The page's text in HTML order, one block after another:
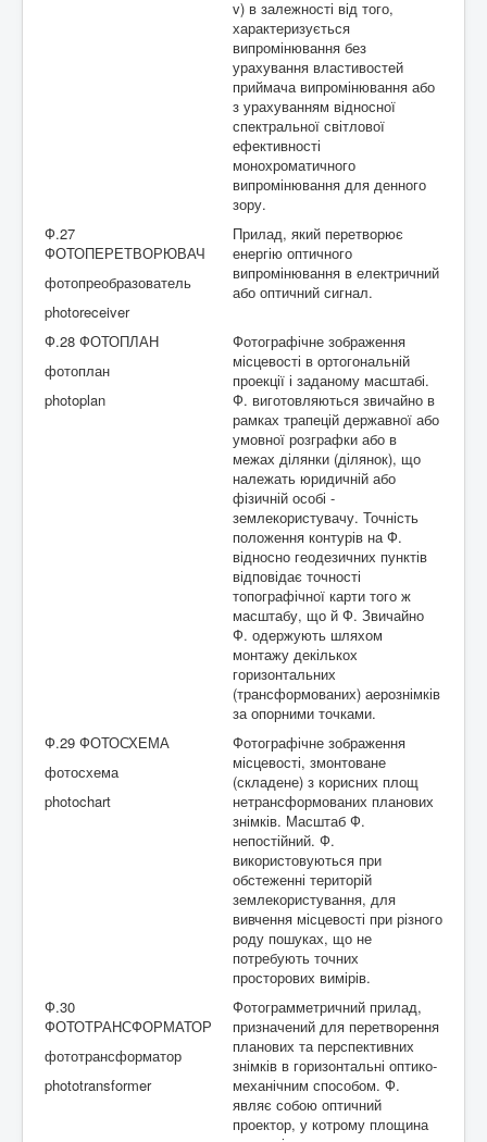
v) в залежності від того,
характеризується
випромінювання без
урахування властивостей
приймача випромінювання або
з урахуванням відносної
спектральної світлової
ефективності
монохроматичного
випромінювання для денного
зору.
Ф.27
ФОТОПЕРЕТВОРЮВАЧ
фотопреобразователь
photoreceiver
Прилад, який перетворює
енергію оптичного
випромінювання в електричний
або оптичний сигнал.
Ф.28 ФОТОПЛАН
фотоплан
photoplan
Фотографічне зображення
місцевості в ортогональній
проекції і заданому масштабі.
Ф. виготовляються звичайно в
рамках трапецій державної або
умовної розграфки або в
межах ділянки (ділянок), що
належать юридичній або
фізичній особі -
землекористувачу. Точність
положення контурів на Ф.
відносно геодезичних пунктів
відповідає точності
топографічної карти того ж
масштабу, що й Ф. Звичайно
Ф. одержують шляхом
монтажу декількох
горизонтальних
(трансформованих) аерознімків
за опорними точками.
Ф.29 ФОТОСХЕМА
фотосхема
photochart
Фотографічне зображення
місцевості, змонтоване
(складене) з корисних площ
нетрансформованих планових
знімків. Масштаб Ф.
непостійний. Ф.
використовуються при
обстеженні територій
землекористування, для
вивчення місцевості при різного
роду пошуках, що не
потребують точних
просторових вимірів.
Ф.30
ФОТОТРАНСФОРМАТОР
фототрансформатор
phototransformer
Фотограмметричний прилад,
призначений для перетворення
планових та перспективних
знімків в горизонтальні оптико-
механічним способом. Ф.
являє собою оптичний
проектор, у котрому площина